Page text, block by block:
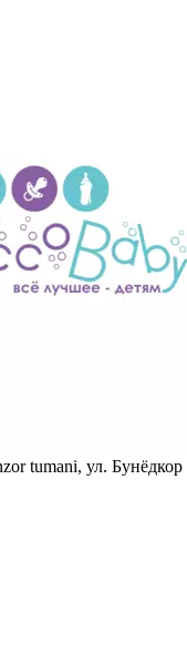
tumani, ул.